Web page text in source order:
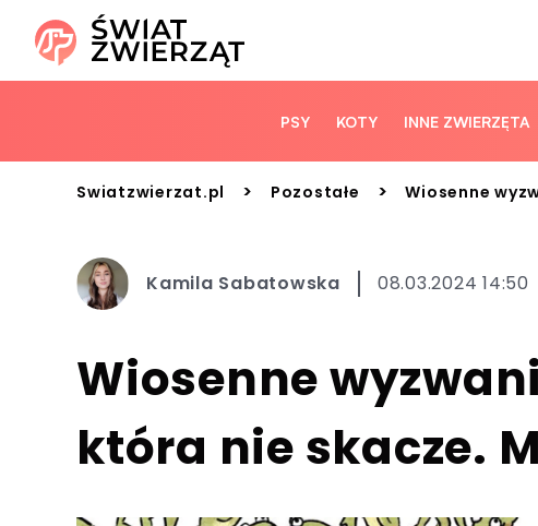
PSY KOTY INNE ZWIERZĘTA
Swiatzwierzat.pl > Pozostałe > Wiosenne
Kamila Sabatowska 08.03.2024 14:50
Wiosenne
która nie skacze.